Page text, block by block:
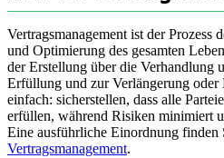
Vertragsmanagement ist der
und Optimierung des gesamten
der Erstellung über die Verhandlung
Erfüllung und zur Verlängerung
einfach: sicherstellen, dass alle
erfüllen, während Risiken minimiert
Eine ausführliche Einordnung finden
Vertragsmanagement.